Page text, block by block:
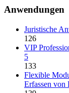
Anwendungen
Juristische
126
VIP
5
133
Flexible
Erfassen von